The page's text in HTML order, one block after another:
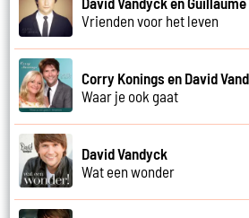
Vrienden voor het leven
Corry Konings en David
Waar je ook gaat
David Vandyck
Wat een wonder